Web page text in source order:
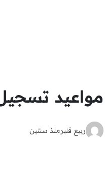
مواعيد تسجيل
ربيع قنبرمنذ سنتين